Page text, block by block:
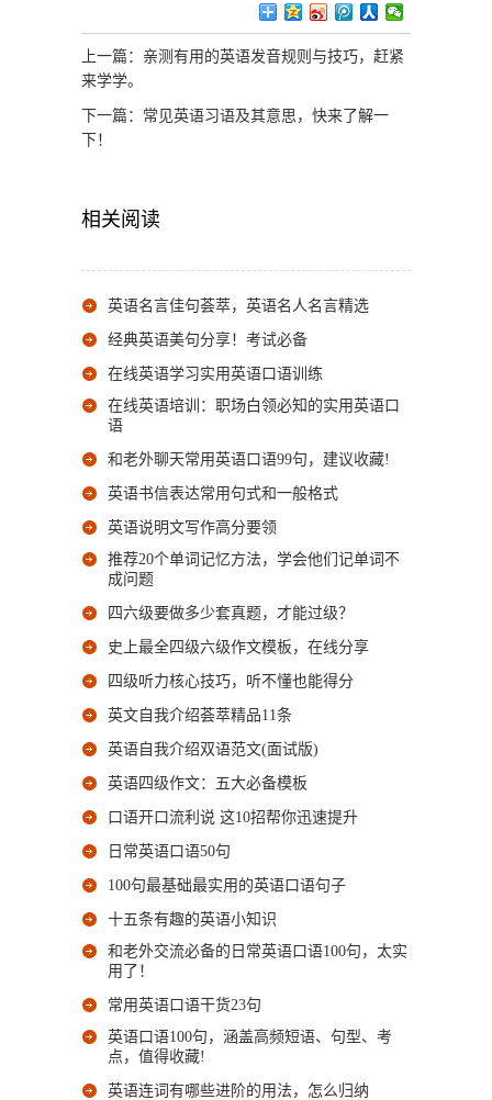
上一篇： 亲测有用的英语发音规则与技巧，赶紧
来学学。
下一篇： 常见英语习语及其意思，快来了解一
下！
相关阅读
英语名言佳句荟萃，英语名人名言精选
经典英语美句分享！考试必备
在线英语学习实用英语口语训练
在线英语培训：职场白领必知的实用英语口
语
和老外聊天常用英语口语99句，建议收藏!
英语书信表达常用句式和一般格式
英语说明文写作高分要领
推荐20个单词记忆方法，学会他们记单词不
成问题
四六级要做多少套真题，才能过级？
史上最全四级六级作文模板，在线分享
四级听力核心技巧，听不懂也能得分
英文自我介绍荟萃精品11条
英语自我介绍双语范文(面试版)
英语四级作文：五大必备模板
口语开口流利说 这10招帮你迅速提升
日常英语口语50句
100句最基础最实用的英语口语句子
十五条有趣的英语小知识
和老外交流必备的日常英语口语100句，太实
用了！
常用英语口语干货23句
英语口语100句，涵盖高频短语、句型、考
点，值得收藏!
英语连词有哪些进阶的用法，怎么归纳